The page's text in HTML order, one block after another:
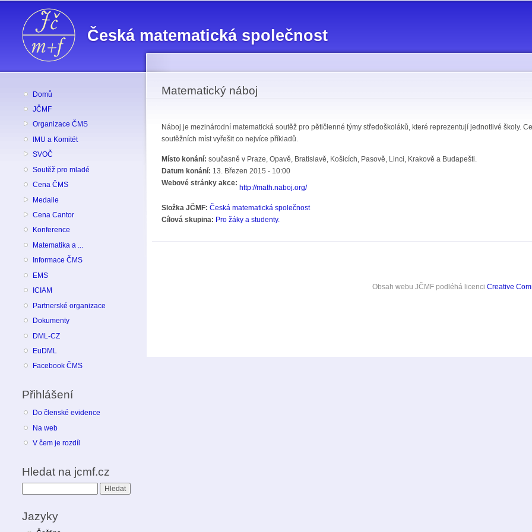
Česká matematická společnost
Domů
JČMF
Organizace ČMS
IMU a Komitét
SVOČ
Soutěž pro mladé
Cena ČMS
Medaile
Cena Cantor
Konference
Matematika a ...
Informace ČMS
EMS
ICIAM
Partnerské organizace
Dokumenty
DML-CZ
EuDML
Facebook ČMS
Přihlášení
Do členské evidence
Na web
V čem je rozdíl
Hledat na jcmf.cz
Jazyky
Matematický náboj
Náboj je mezinárodní matematická soutěž pro pětičlenné týmy středoškoláků, které reprezentují jednotlivé školy.
soutěžních míst vyřešit co nejvíce příkladů.
Místo konání: současně v Praze, Opavě, Bratislavě, Košicích, Pasově, Linci, Krakově a Budapešti.
Datum konání: 13. Březen 2015 - 10:00
Webové stránky akce:
http://math.naboj.org/
Složka JČMF: Česká matematická společnost
Cílová skupina: Pro žáky a studenty.
Obsah webu JČMFpodléhá licenci Creative